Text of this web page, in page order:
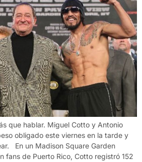
que hablar. Miguel Cotto y Antonio
obligado este viernes en la tarde y
En un Madison Square Garden
fans de Puerto Rico, Cotto registró 152